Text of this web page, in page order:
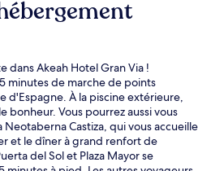
dans Akeah Hotel Gran Via !
minutes de marche de points
d'Espagne. À la piscine extérieure,
bonheur. Vous pourrez aussi vous
Castiza, qui vous accueille
et le dîner à grand renfort de
del Sol et Plaza Mayor se